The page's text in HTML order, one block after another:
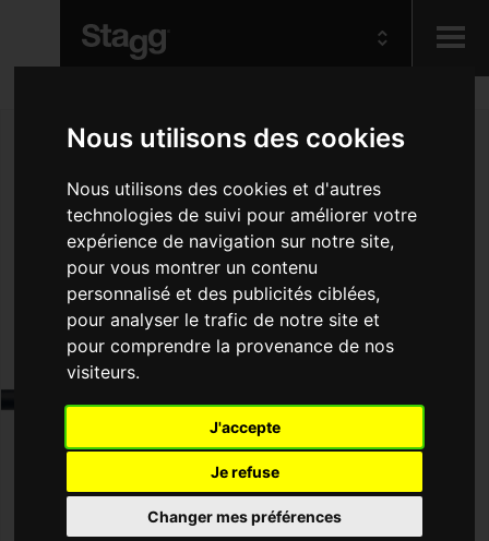
Nous utilisons des cookies
Nous utilisons des cookies et d'autres
technologies de suivi pour améliorer votre
expérience de navigation sur notre site,
pour vous montrer un contenu
personnalisé et des publicités ciblées,
pour analyser le trafic de notre site et
pour comprendre la provenance de nos
visiteurs.
J'accepte
Je refuse
Changer mes préférences
Audio &
Lighting